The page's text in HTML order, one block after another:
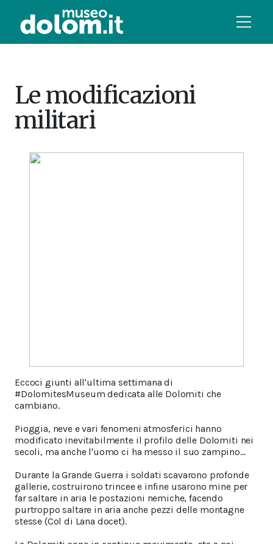
Le modificazioni
militari
Eccoci giunti all'ultima settimana di
#DolomitesMuseum dedicata alle Dolomiti che
cambiano.
Pioggia, neve e vari fenomeni atmosferici hanno
modificato inevitabilmente il profilo delle Dolomiti nei
secoli, ma anche l'uomo ci ha messo il suo zampino...
Durante la Grande Guerra i soldati scavarono profonde
gallerie, costruirono trincee e infine usarono mine per
far saltare in aria le postazioni nemiche, facendo
purtroppo saltare in aria anche pezzi delle montagne
stesse (Col di Lana docet).